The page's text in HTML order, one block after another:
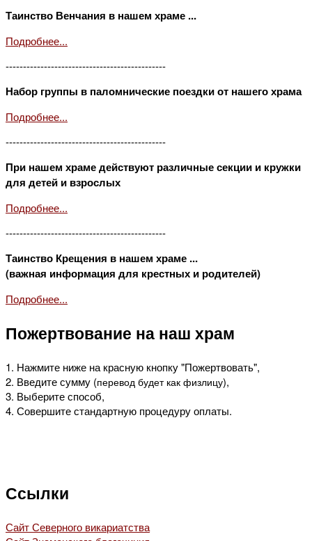
Таинство Венчания в нашем храме ...
Подробнее...
----------------------------------------------
Набор группы в паломнические поездки от нашего храма
Подробнее...
----------------------------------------------
При нашем храме действуют различные секции и кружки
для детей и взрослых
Подробнее...
----------------------------------------------
Таинство Крещения в нашем храме ...
(важная информация для крестных и родителей)
Подробнее...
Пожертвование на наш храм
1. Нажмите ниже на красную кнопку "Пожертвовать",
2. Введите сумму (перевод будет как физлицу),
3. Выберите способ,
4. Совершите стандартную процедуру оплаты.
Ссылки
Сайт Северного викариатства